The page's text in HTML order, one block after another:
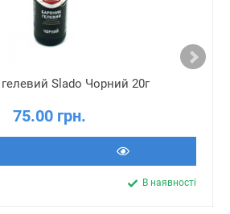
Slado Чорний 20г
75.00 грн.
В наявності